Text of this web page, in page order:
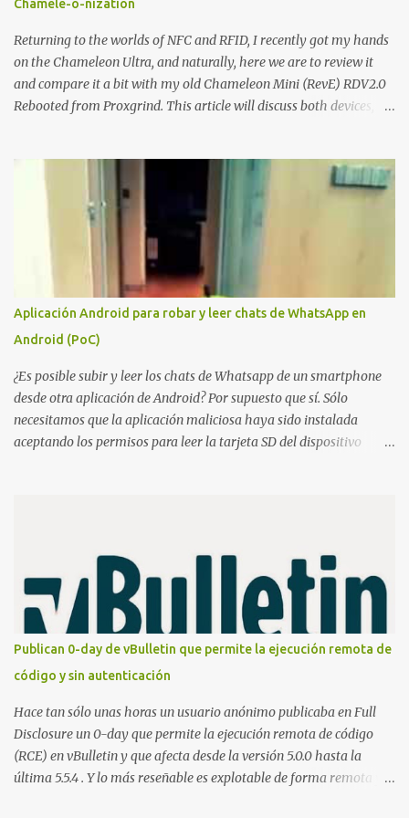
sino el objetivo final. Mientras muchos ataques contra AD CS
buscan obtener un certificado válido para ...
Chamele-o-nization
Returning to the worlds of NFC and RFID, I recently got my hands
on the Chameleon Ultra, and naturally, here we are to review it
and compare it a bit with my old Chameleon Mini (RevE) RDV2.0
Rebooted from Proxgrind. This article will discuss both devices,
that was created overnight. Kasper Oswald was the person who
started it all. Back in 2006, he created a contraption, a coffee cup
that emulated a tag in a very rudimentary way, known as the
"Coffee Cup Tag Emulator." This was the father, or rather the
great-great-grandfather, of the Chameleon family. In 2007, he
created the "Fake Tag." We won't go into details about each
prototype, just mention them to show the device's evolution. In
2010, the original Chameleon was created, resembling a bit more
what we have today. In 2013, the first Chameleon Mini was
released. The RevD. Fr...
Aplicación Android para robar y leer chats de WhatsApp en
Android (PoC)
¿Es posible subir y leer los chats de Whatsapp de un smartphone
desde otra aplicación de Android? Por supuesto que sí. Sólo
necesitamos que la aplicación maliciosa haya sido instalada
aceptando los permisos para leer la tarjeta SD del dispositivo
empezar con la prueba de concepto ( y ojo que digo PoC que nos
conocemos ;) ) tenemos que publicar en nuestro webserver un php
para subir las bases de datos de Whatsapp: <?php // Upload script
to upload Whatsapp database // This script is for testing purposes
only. $uploaddir = "/tmp/whatsapp/"; if ($_FILES["file"]["error"]
> 0) { echo "Error: " . $_FILES["file"]["error"] . "<br>"; } else {
echo "Upload: " ....
Publican 0-day de vBulletin que permite la ejecución remota de
código y sin autenticación
Hace tan sólo unas horas un usuario anónimo publicaba en Full
Disclosure un 0-day que permite la ejecución remota de código
(RCE) en vBulletin y que afecta desde la versión 5.0.0 hasta la
última 5.5.4 . Y lo más reseñable es explotable de forma remota y